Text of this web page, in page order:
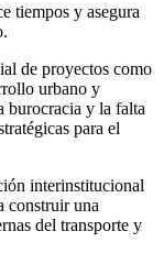
tiempos y asegura
de proyectos como
urbano y
burocracia y la falta
para el
interinstitucional
construir una
del transporte y